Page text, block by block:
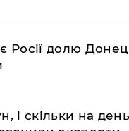
Росії долю
і скільки на